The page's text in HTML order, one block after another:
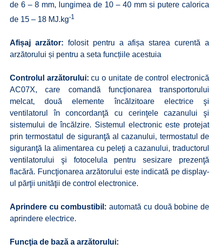
de 6 – 8 mm, lungimea de 10 – 40 mm si putere calorica
de 15 – 18 MJ.kg-1
Afișaj arzător: folosit pentru a afișa starea curentă a
arzătorului și pentru a seta funcțiile acestuia
Controlul arzătorului: cu o unitate de control electronică
AC07X, care comandă funcţionarea transportorului
melcat, două elemente încălzitoare electrice şi
ventilatorul în concordanţă cu cerinţele cazanului şi
sistemului de încălzire. Sistemul electronic este protejat
prin termostatul de siguranţă al cazanului, termostatul de
siguranţă la alimentarea cu peleţi a cazanului, traductorul
ventilatorului şi fotocelula pentru sesizare prezenţă
flacără. Funcţionarea arzătorului este indicată pe display-
ul părţii unităţii de control electronice.
Aprindere cu combustibil: automată cu două bobine de
aprindere electrice.
Funcţia de bază a arzătorului: